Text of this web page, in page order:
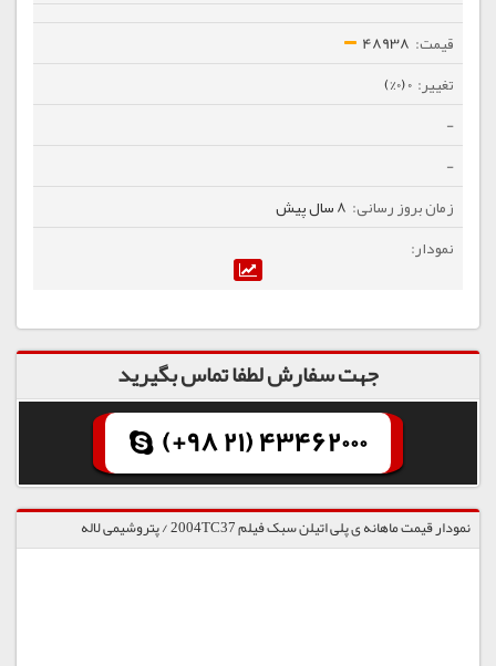
48938
0 (0%)
-
-
8 سال پیش
جهت سفارش لطفا تماس بگیرید
(+98 21) 43462000
نمودار قیمت ماهانه ی پلی اتیلن سبک فیلم 2004TC37 / پتروشیمی لاله